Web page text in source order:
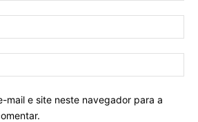
mail e site neste navegador para a